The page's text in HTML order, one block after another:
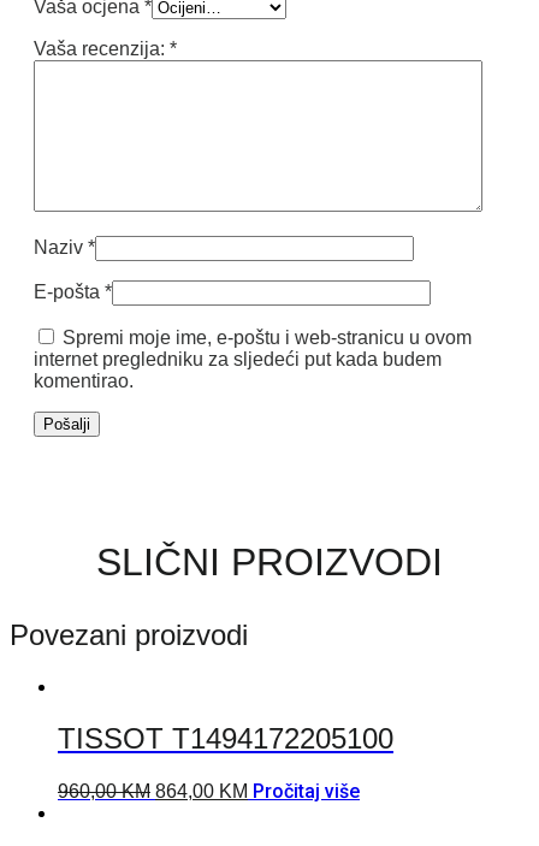
Vaša ocjena *
Vaša recenzija: *
Naziv *
E-pošta *
Spremi moje ime, e-poštu i web-stranicu u ovom
internet pregledniku za sljedeći put kada budem
komentirao.
SLIČNI PROIZVODI
Povezani proizvodi
TISSOT T1494172205100
960,00KM 864,00 KM Pročitaj više